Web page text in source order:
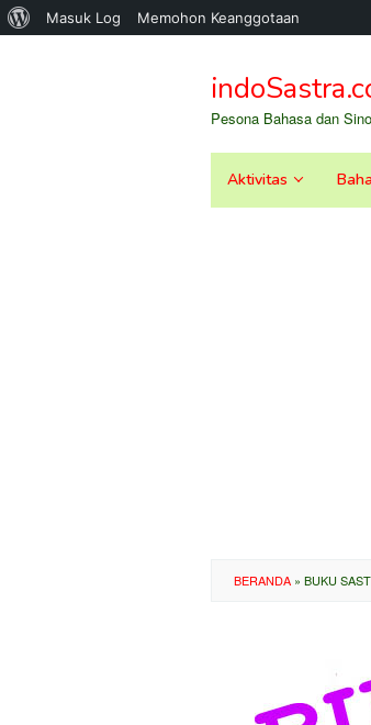
Tentang
Masuk Log Memohon Keanggotaan
konten
Pesona Bahasa dan
Aktivitas
BERANDA » BUKU